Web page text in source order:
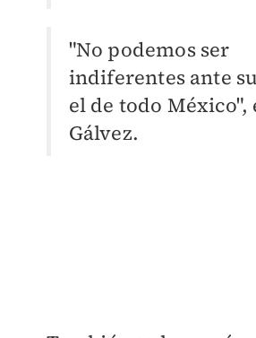
"No podemos ser
indiferentes ante
el de todo México",
Gálvez.